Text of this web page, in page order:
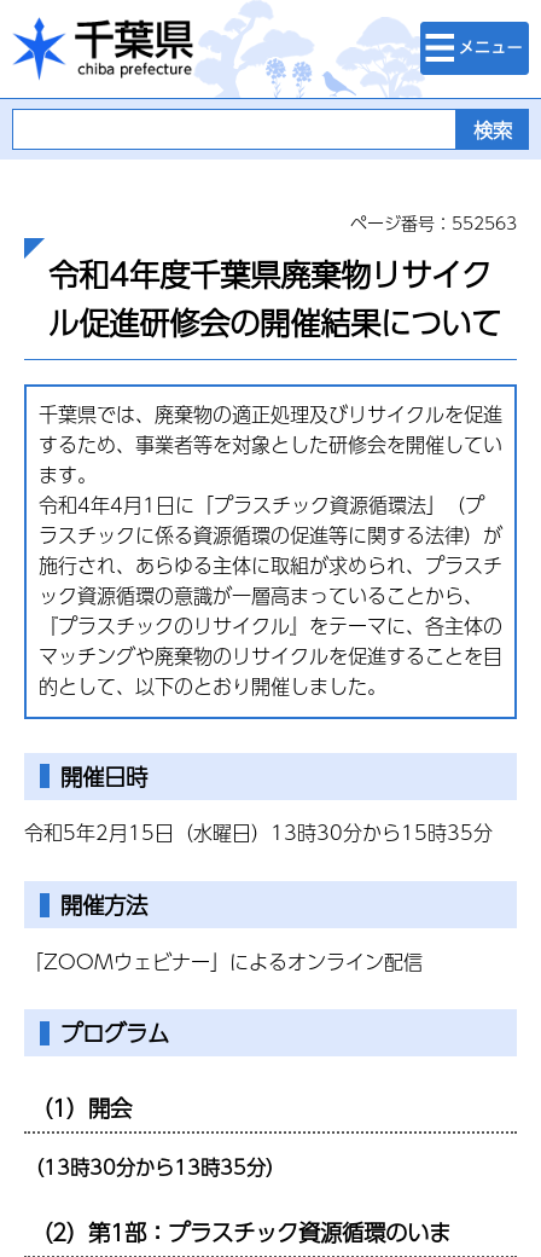
千葉県
検索・メニュ
ー
ページ番号：552563
令和4年度千葉県廃棄物リサイク
ル促進研修会の開催結果について
千葉県では、廃棄物の適正処理及びリサイクルを促進
するため、事業者等を対象とした研修会を開催してい
ます。
令和4年4月1日に「プラスチック資源循環法」（プ
ラスチックに係る資源循環の促進等に関する法律）が
施行され、あらゆる主体に取組が求められ、プラスチ
ック資源循環の意識が一層高まっていることから、
『プラスチックのリサイクル』をテーマに、各主体の
マッチングや廃棄物のリサイクルを促進することを目
的として、以下のとおり開催しました。
開催日時
令和5年2月15日（水曜日）13時30分から15時35分
開催方法
「ZOOMウェビナー」によるオンライン配信
プログラム
（1）開会
（13時30分から13時35分）
（2）第1部：プラスチック資源循環のいま